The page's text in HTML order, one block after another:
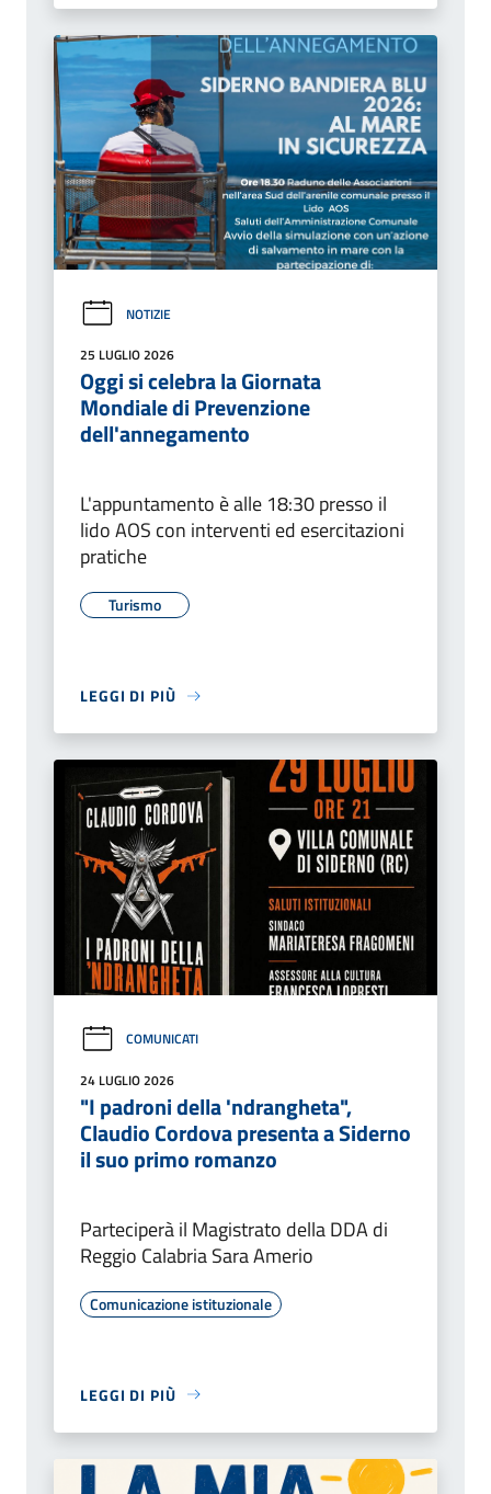
NOTIZIE
25 LUGLIO 2026
Oggi si celebra la Giornata
Mondiale di Prevenzione
dell'annegamento
L'appuntamento è alle 18:30 presso il
lido AOS con interventi ed esercitazioni
pratiche
Turismo
LEGGI DI PIÙ
COMUNICATI
24 LUGLIO 2026
"I padroni della 'ndrangheta",
Claudio Cordova presenta a Siderno
il suo primo romanzo
Parteciperà il Magistrato della DDA di
Reggio Calabria Sara Amerio
Comunicazione istituzionale
LEGGI DI PIÙ